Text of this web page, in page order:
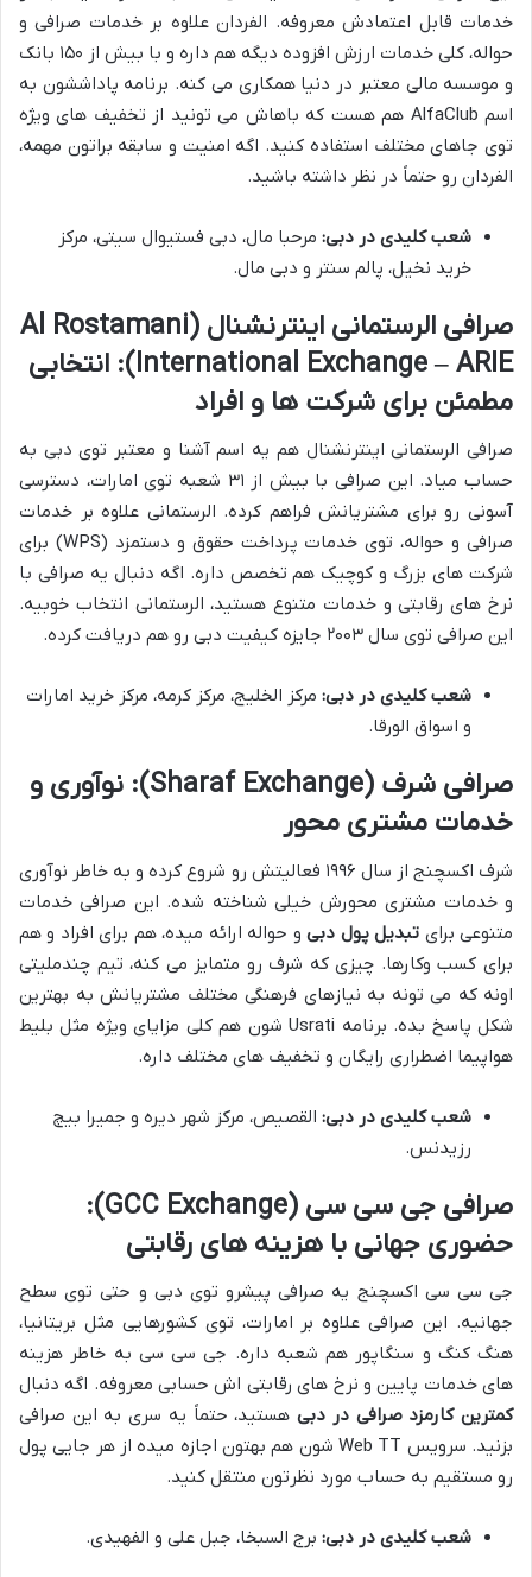
خدمات قابل اعتمادش معروفه. الفردان علاوه بر خدمات صرافی و
حواله، کلی خدمات ارزش افزوده دیگه هم داره و با بیش از ۱۵۰ بانک
و موسسه مالی معتبر در دنیا همکاری می کنه. برنامه پاداششون به
اسم AlfaClub هم هست که باهاش می تونید از تخفیف های ویژه
توی جاهای مختلف استفاده کنید. اگه امنیت و سابقه براتون مهمه،
الفردان رو حتماً در نظر داشته باشید.
شعب کلیدی در دبی: مرحبا مال، دبی فستیوال سیتی، مرکز
خرید نخیل، پالم سنتر و دبی مال.
صرافی الرستمانی اینترنشنال (Al Rostamani
International Exchange – ARIE): انتخابی
مطمئن برای شرکت ها و افراد
صرافی الرستمانی اینترنشنال هم یه اسم آشنا و معتبر توی دبی به
حساب میاد. این صرافی با بیش از ۳۱ شعبه توی امارات، دسترسی
آسونی رو برای مشتریانش فراهم کرده. الرستمانی علاوه بر خدمات
صرافی و حواله، توی خدمات پرداخت حقوق و دستمزد (WPS) برای
شرکت های بزرگ و کوچیک هم تخصص داره. اگه دنبال یه صرافی با
نرخ های رقابتی و خدمات متنوع هستید، الرستمانی انتخاب خوبیه.
این صرافی توی سال ۲۰۰۳ جایزه کیفیت دبی رو هم دریافت کرده.
شعب کلیدی در دبی: مرکز الخلیج، مرکز کرمه، مرکز خرید امارات
و اسواق الورقا.
صرافی شرف (Sharaf Exchange): نوآوری و
خدمات مشتری محور
شرف اکسچنج از سال ۱۹۹۶ فعالیتش رو شروع کرده و به خاطر نوآوری
و خدمات مشتری محورش خیلی شناخته شده. این صرافی خدمات
متنوعی برای تبدیل پول دبیو حواله ارائه میده، هم برای افراد و هم
برای کسب وکارها. چیزی که شرف رو متمایز می کنه، تیم چندملیتی
اونه که می تونه به نیازهای فرهنگی مختلف مشتریانش به بهترین
شکل پاسخ بده. برنامه Usrati شون هم کلی مزایای ویژه مثل بلیط
هواپیما اضطراری رایگان و تخفیف های مختلف داره.
شعب کلیدی در دبی: القصیص، مرکز شهر دیره و جمیرا بیچ
رزیدنس.
صرافی جی سی سی (GCC Exchange):
حضوری جهانی با هزینه های رقابتی
جی سی سی اکسچنج یه صرافی پیشرو توی دبی و حتی توی سطح
جهانیه. این صرافی علاوه بر امارات، توی کشورهایی مثل بریتانیا،
هنگ کنگ و سنگاپور هم شعبه داره. جی سی سی به خاطر هزینه
های خدمات پایین و نرخ های رقابتی اش حسابی معروفه. اگه دنبال
کمترین کارمزد صرافی در دبیهستید، حتماً یه سری به این صرافی
بزنید. سرویس Web TT شون هم بهتون اجازه میده از هر جایی پول
رو مستقیم به حساب مورد نظرتون منتقل کنید.
شعب کلیدی در دبی: برج السبخا، جبل علی و الفهیدی.